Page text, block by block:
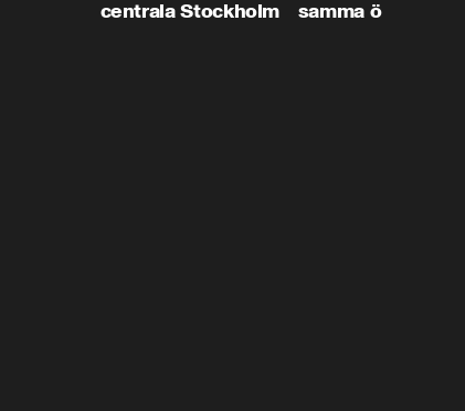
centrala Stockholm
samma ö